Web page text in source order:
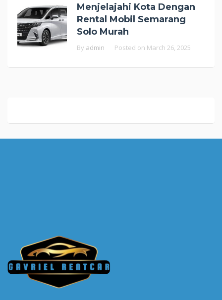
Menjelajahi Kota Dengan
Rental Mobil Semarang
Solo Murah
By admin Posted on March 26, 2025